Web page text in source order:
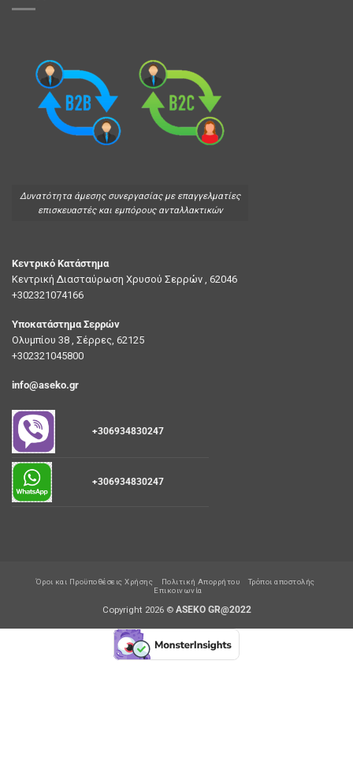
Δυνατότητα άμεσης συνεργασίας με επαγγελματίες
επισκευαστές και εμπόρους ανταλλακτικών
Κεντρικό Κατάστημα
Κεντρική Διασταύρωση Χρυσού Σερρών , 62046
+302321074166
Υποκατάστημα Σερρών
Ολυμπίου 38 , Σέρρες, 62125
+302321045800
info@aseko.gr
+306934830247
+306934830247
Όροι και Προϋποθέσεις Χρήσης Πολιτική Απορρήτου
Τρόποι αποστολής
Επικοινωνία
Copyright 2026 © ASEKO GR@2022